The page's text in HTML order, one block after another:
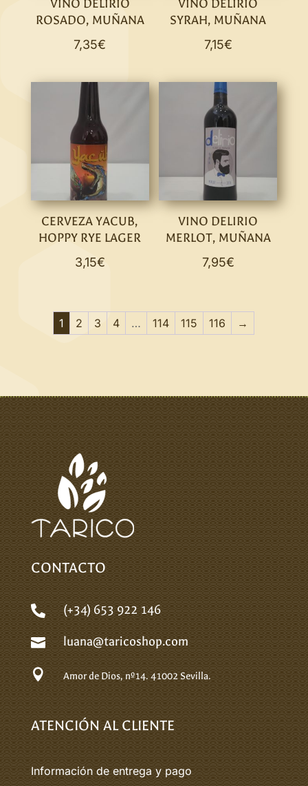
VINO DELIRIO
ROSADO, MUÑANA
7,35€
VINO DELIRIO
SYRAH, MUÑANA
7,15€
CERVEZA YACUB,
HOPPY RYE LAGER
3,15€
VINO DELIRIO
MERLOT, MUÑANA
7,95€
1 2 3 4 … 114 115 116 →
CONTACTO
 (+34) 653 922 146
 luana@taricoshop.com
 Amor de Dios, nº14.41002 Sevilla.
ATENCIÓN AL CLIENTE
Información de entrega y pago